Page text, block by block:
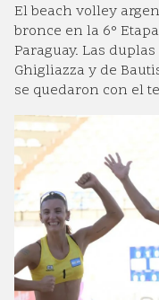
El beach volley
bronce en la 6°
Paraguay. Las
Ghigliazza y de
se quedaron con el